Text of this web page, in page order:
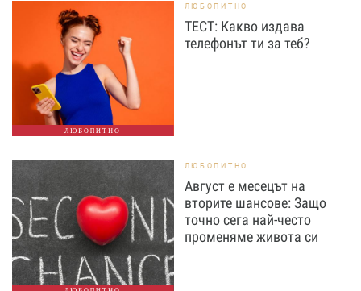
ЛЮБОПИТНО
ЛЮБОПИТНО
ТЕСТ: Какво издава
телефонът ти за теб?
ЛЮБОПИТНО
Август е месецът на
вторите шансове: Защо
точно сега най-често
променяме живота си